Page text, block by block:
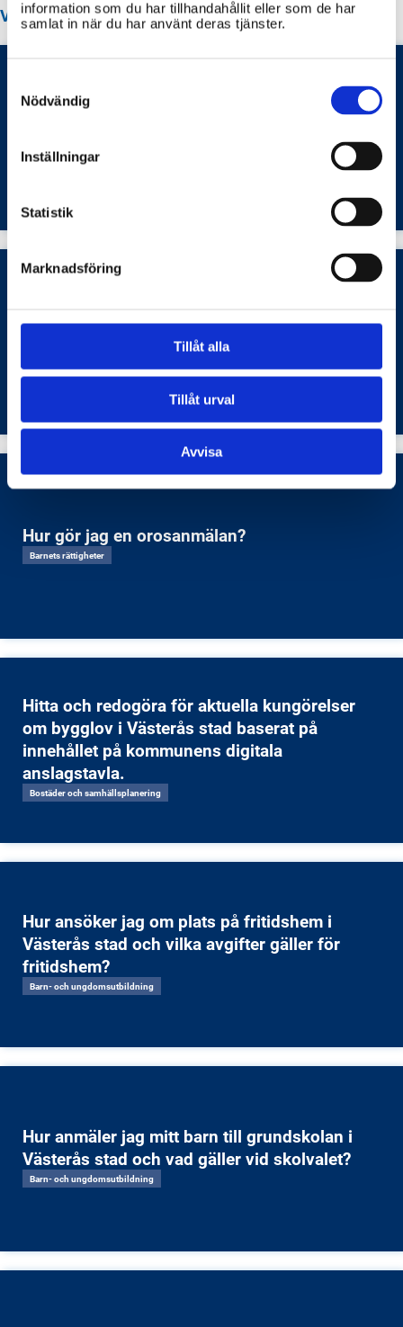
information som du har tillhandahållit eller som de har
samlat in när du har använt deras tjänster.
Selection
Nödvändig
Inställningar
Statistik
Marknadsföring
Tillåt alla
Tillåt urval
Avvisa
VANLIGA FRÅGOR OM VÄSTERÅS STAD
Hur ansöker jag om parkeringstillstånd för
informationen på xn--vsters-buam.se?
grundskolor och hur går man praktiskt
Barn- och ungdomsutbildning
Hur gör jag en orosanmälan?
Barnets rättigheter
Hitta och redogöra för aktuella kungörelser
om bygglov i Västerås stad baserat på
innehållet på kommunens digitala
anslagstavla.
Bostäder och samhällsplanering
Hur ansöker jag om plats på fritidshem i
Västerås stad och vilka avgifter gäller för
fritidshem?
Barn- och ungdomsutbildning
Hur anmäler jag mitt barn till grundskolan i
Västerås stad och vad gäller vid skolvalet?
Barn- och ungdomsutbildning